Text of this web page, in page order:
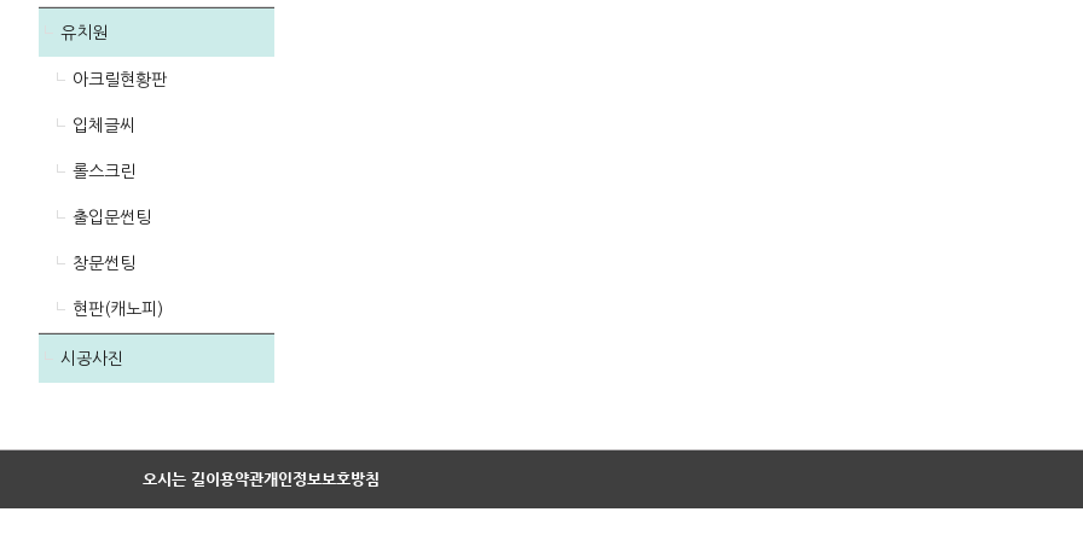
유치원
아크릴현황판
입체글씨
롤스크린
출입문썬팅
창문썬팅
현판(캐노피)
시공사진
오시는 길이용약관개인정보보호방침